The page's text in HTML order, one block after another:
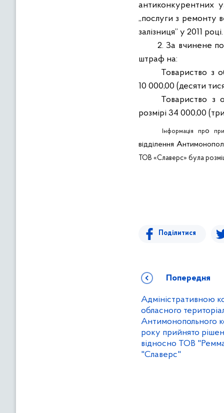
антиконкурентних
„послуги з ремонту
залізниця” у 2011 році.
2. За вчинене
штраф на:
Товариство з
10 000,00 (десяти
Товариство з
розмірі 34 000,00
Інформація про
відділення
ТОВ «Славерс» була
Поділитися
Попередня
Адміністративною
обласного
Антимонопольного
року прийнято
відносно ТОВ
"Славерс"